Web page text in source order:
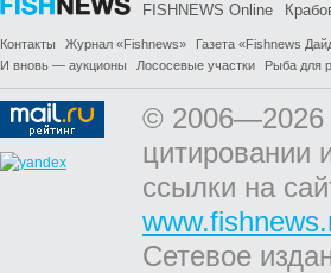
FISHNEWS Online
Контакты Журнал «Fishnews» Газета «Fishnews
И вновь — аукционы
Лососевые участки Рыба для
© 2006—2026
цитировании
ссылки на
Сетевое